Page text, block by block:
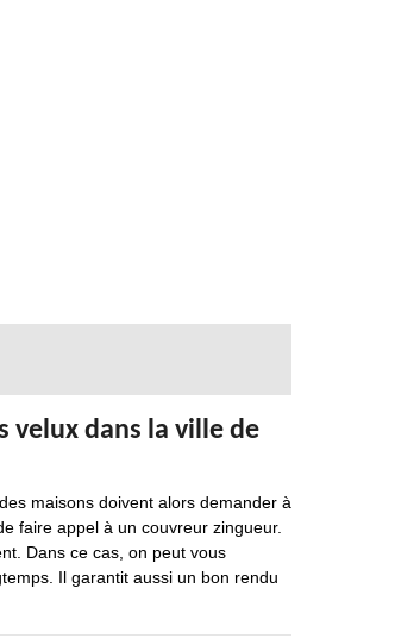
velux dans la ville de
maisons doivent alors demander à
faire appel à un couvreur zingueur.
Dans ce cas, on peut vous
Il garantit aussi un bon rendu